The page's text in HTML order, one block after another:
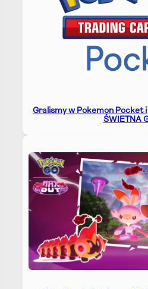
Gralismy w Pokemon Pocket
ŚWIETNA